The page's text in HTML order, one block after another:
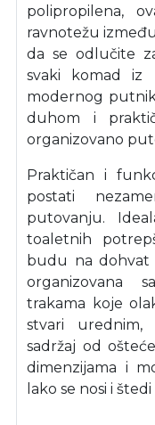
polipropilena,
ravnotežu
da se odlučite
svaki komad iz
modernog
duhom i
organizovano
Praktičan i
postati
putovanju.
toaletnih
budu na dohvat
organizovana
trakama koje
stvari urednim,
sadržaj od
dimenzijama i
lako se nosi i